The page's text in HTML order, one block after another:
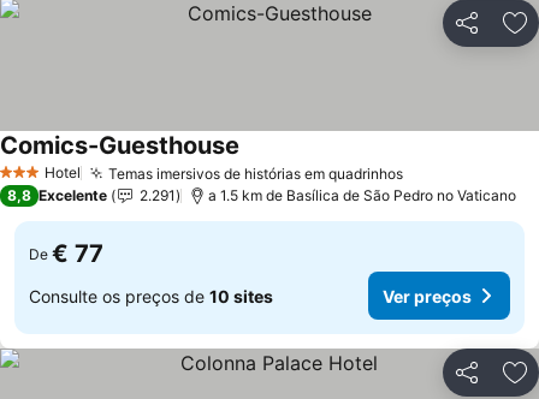
Partilhar
3 EstrelasHotel Temas imersivos de histórias em quadrinhos
Comics-Guesthouse
8,8 Excelente 2.291 a 1.5 km de Basílica de São Pedro no Vaticano
De € 77
Consulte os preços de 10 sites Ver preços
Partilhar